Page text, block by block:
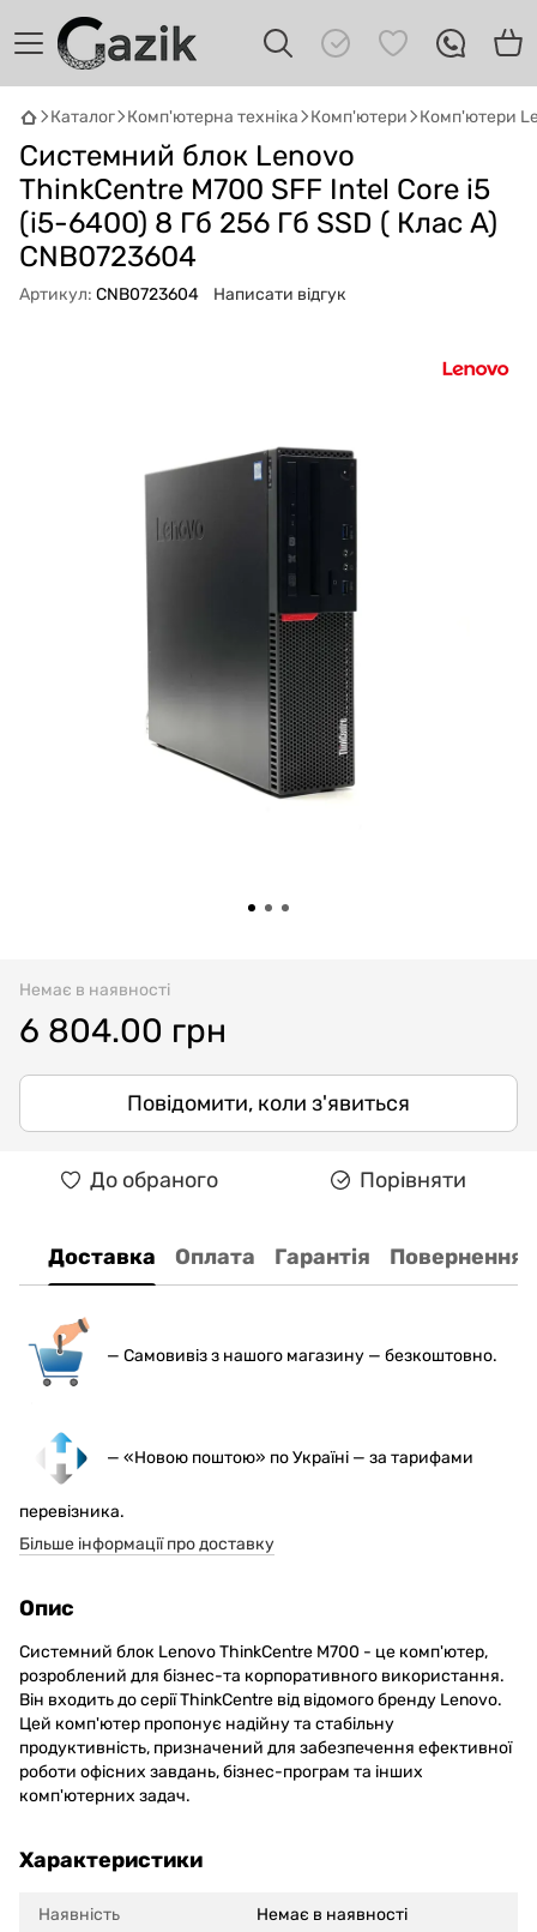
Каталог Комп'ютерна техніка Комп'ютери Комп'ютери
Системний блок Lenovo
ThinkCentre M700 SFF Intel Core i5
(i5-6400) 8 Гб 256 Гб SSD ( Клас A)
CNB0723604
Артикул: CNB0723604 Написати відгук
Немає в наявності
6 804.00 грн
Повідомити, коли з'явиться
До обраного Порівняти
Доставка Оплата Гарантія Повернення
— Самовивіз з нашого магазину — безкоштовно.
— «Новою поштою» по Україні — за тарифами
перевізника.
Більше інформації про доставку
Опис
Системний блок Lenovo ThinkCentre M700 - це комп'ютер,
розроблений для бізнес-та корпоративного використання.
Він входить до серії ThinkCentre від відомого бренду Lenovo.
Цей комп'ютер пропонує надійну та стабільну
продуктивність, призначений для забезпечення ефективної
роботи офісних завдань, бізнес-програм та інших
комп'ютерних задач.
Характеристики
Наявність Немає в наявності
GAZIKAI
Онлайн · пошук техніки
Привіт! 👋 Я Gazik AI — допоможу
підібрати вживану комп'ютерну техніку.